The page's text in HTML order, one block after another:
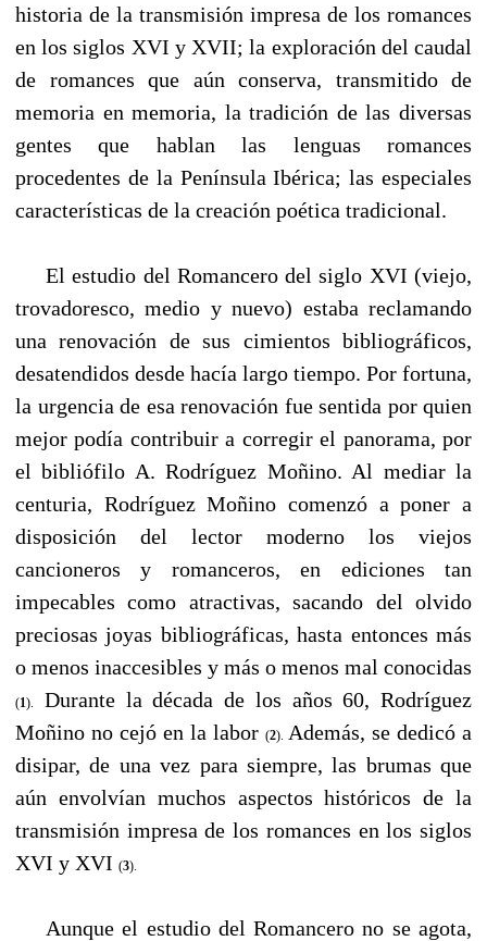
historia de la transmisión impresa de los romances
en los siglos XVI y XVII; la exploración del caudal
de romances que aún conserva, transmitido de
memoria en memoria, la tradición de las diversas
gentes que hablan las lenguas romances
procedentes de la Península Ibérica; las especiales
características de la creación poética tradicional.
El estudio del Romancero del siglo XVI (viejo,
trovadoresco, medio y nuevo) estaba reclamando
una renovación de sus cimientos bibliográficos,
desatendidos desde hacía largo tiempo. Por fortuna,
la urgencia de esa renovación fue sentida por quien
mejor podía contribuir a corregir el panorama, por
el bibliófilo A. Rodríguez Moñino. Al mediar la
centuria, Rodríguez Μοñinο comenzó a poner a
disposición del lector moderno los viejos
cancioneros y romanceros, en ediciones tan
impecables como atractivas, sacando del olvido
preciosas joyas bibliográficas, hasta entonces más
o menos inaccesibles y más o menos mal conocidas
(1).
Durante la década de los años 60, Rodríguez
Moñino no cejó en la labor (2).
Además, se dedicó a
disipar, de una vez para siempre, las brumas que
aún envolvían muchos aspectos históricos de la
transmisión impresa de los romances en los siglos
XVI y XVΙ (3).
Aunque el estudio del Romancero no se agota,